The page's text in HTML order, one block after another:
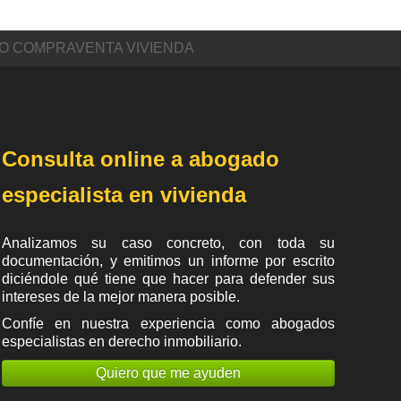
COMPRAVENTA VIVIENDA
Consulta online a abogado
especialista en vivienda
Analizamos su caso concreto, con toda su
documentación, y emitimos un informe por escrito
diciéndole qué tiene que hacer para defender sus
intereses de la mejor manera posible.
Confíe en nuestra experiencia como abogados
especialistas en derecho inmobiliario.
Quiero que me ayuden